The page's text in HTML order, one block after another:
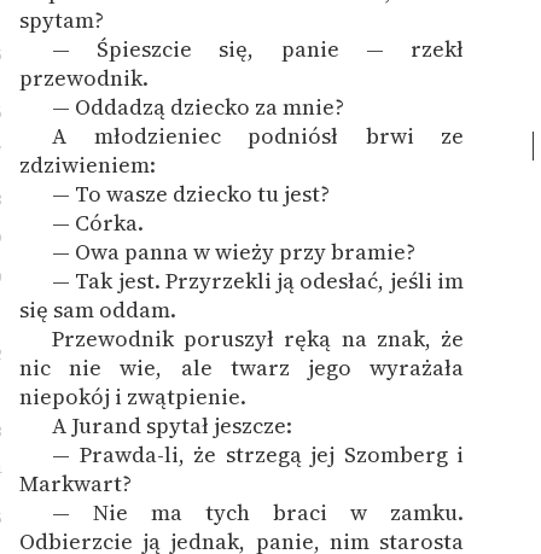
Deklaracja dostępności
spytam?
— Śpieszcie się, panie — rzekł
przewodnik.
— Oddadzą dziecko za mnie?
A młodzieniec podniósł brwi ze
zdziwieniem:
— To wasze dziecko tu jest?
— Córka.
— Owa panna w wieży przy bramie?
— Tak jest. Przyrzekli ją odesłać, jeśli im
się sam oddam.
Przewodnik poruszył ręką na znak, że
nic nie wie, ale twarz jego wyrażała
niepokój i zwątpienie.
A Jurand spytał jeszcze:
— Prawda-li, że strzegą jej Szomberg i
Markwart?
— Nie ma tych braci w zamku.
Odbierzcie ją jednak, panie, nim starosta